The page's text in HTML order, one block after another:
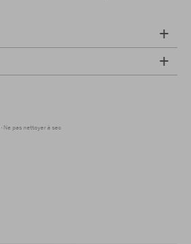
Ne pas nettoyer à sec